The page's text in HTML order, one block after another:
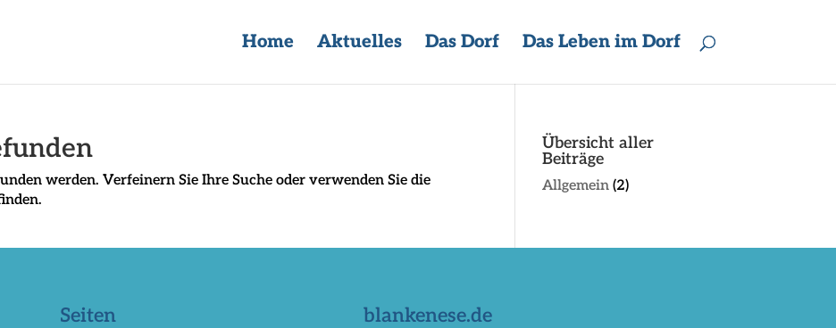
Home Aktuelles Das Dorf Das Leben im Dorf
werden. Verfeinern Sie Ihre Suche oder verwenden Sie die
Übersicht aller
Beiträge
Allgemein (2)
Seiten blankenese.de